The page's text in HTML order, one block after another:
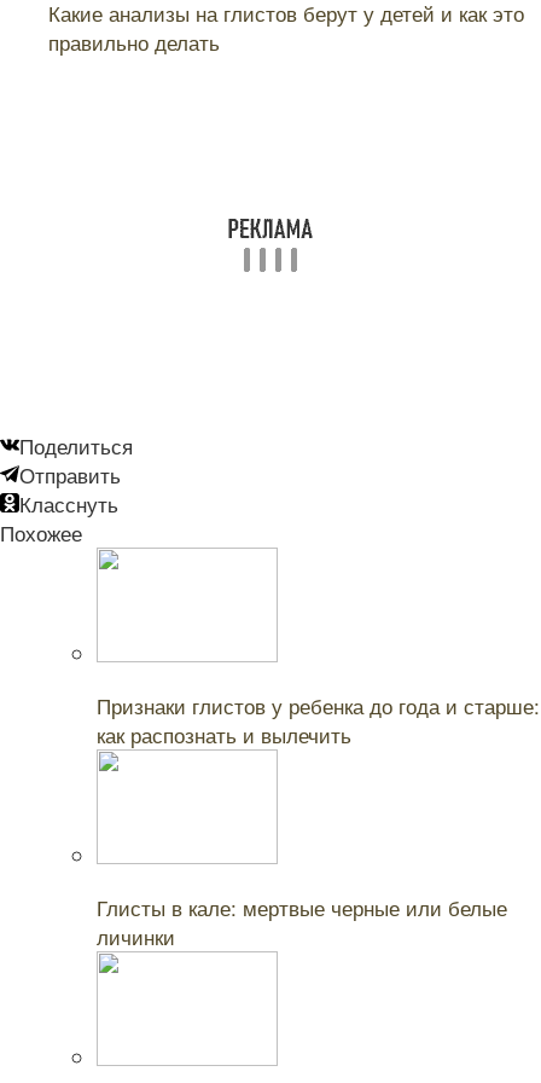
Какие анализы на глистов берут у детей и как это
правильно делать
Поделиться
Отправить
Класснуть
Похожее
Признаки глистов у ребенка до года и старше:
как распознать и вылечить
Глисты в кале: мертвые черные или белые
личинки